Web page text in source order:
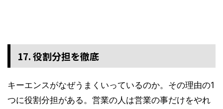
17. 役割分担を徹底
キーエンスがなぜうまくいっているのか。その理由の1
つに役割分担がある。営業の人は営業の事だけをやれ